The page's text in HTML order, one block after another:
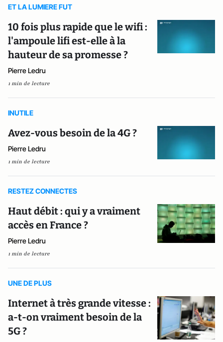
ET LA LUMIERE FUT
10 fois plus rapide que le wifi :
l'ampoule lifi est-elle à la
hauteur de sa promesse ?
Pierre Ledru
1 min de lecture
INUTILE
Avez-vous besoin de la 4G ?
Pierre Ledru
1 min de lecture
RESTEZ CONNECTES
Haut débit : qui y a vraiment
accès en France ?
Pierre Ledru
1 min de lecture
UNE DE PLUS
Internet à très grande vitesse :
a-t-on vraiment besoin de la
5G ?